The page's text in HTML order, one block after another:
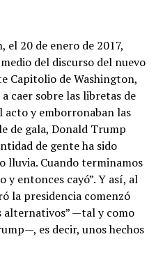
el 20 de enero de 2017,
del discurso del nuevo
Capitolio de Washington,
caer sobre las libretas de
acto y emborronaban las
de gala, Donald Trump
de gente ha sido
lluvia. Cuando terminamos
y entonces cayó”. Y así, al
la presidencia comenzó
alternativos” —tal y como
es decir, unos hechos